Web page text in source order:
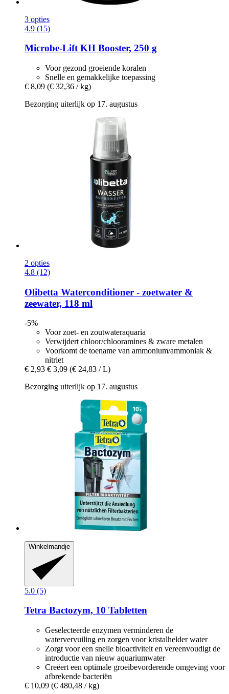
3 opties
4.9 (15)
Microbe-LiftKH Booster, 250 g
Voor gezond groeiende koralen
Snelle en gemakkelijke toepassing
€ 8,09 (€ 32,36 / kg)
Bezorging uiterlijk op 17. augustus
2 opties
4.8 (12)
Olibetta Waterconditioner -​ zoetwater &
zeewater, 118 ml
-5%
Voor zoet- en zoutwateraquaria
Verwijdert chloor/chlooramines & zware metalen
Voorkomt de toename van ammonium/ammoniak &
nitriet
€ 2,93 € 3,09 (€ 24,83 / L)
Bezorging uiterlijk op 17. augustus
Winkelmandje
5.0 (5)
Tetra Bactozym, 10 Tabletten
Geselecteerde enzymen verminderen de
watervervuiling en zorgen voor kristalhelder water
Zorgt voor een snelle bioactiviteit en vereenvoudigt de
introductie van nieuw aquariumwater
Creëert een optimale groeibevorderende omgeving voor
afbrekende bacteriën
€ 10,09 (€ 480,48 / kg)